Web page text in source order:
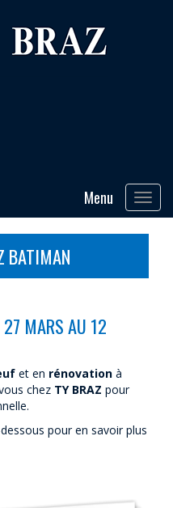
Toggle
Menu
BATIMAN
27 MARS AU 12
et en rénovation à
chez TY BRAZ pour
pour en savoir plus